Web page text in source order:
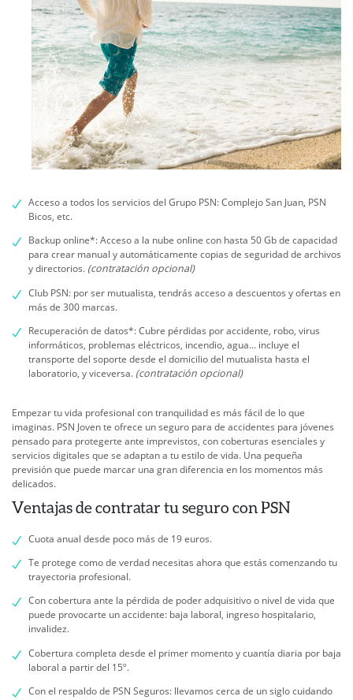
Acceso a todos los servicios del Grupo PSN: Complejo San Juan, PSN
Bicos, etc.
Backup online*: Acceso a la nube online con hasta 50 Gb de capacidad
para crear manual y automáticamente copias de seguridad de archivos
y directorios. (contratación opcional)
Club PSN: por ser mutualista, tendrás acceso a descuentos y ofertas en
más de 300 marcas.
Recuperación de datos*: Cubre pérdidas por accidente, robo, virus
informáticos, problemas eléctricos, incendio, agua... incluye el
transporte del soporte desde el domicilio del mutualista hasta el
laboratorio, y viceversa. (contratación opcional)
Empezar tu vida profesional con tranquilidad es más fácil de lo que
imaginas. PSN Joven te ofrece un seguro para de accidentes para jóvenes
pensado para protegerte ante imprevistos, con coberturas esenciales y
servicios digitales que se adaptan a tu estilo de vida. Una pequeña
previsión que puede marcar una gran diferencia en los momentos más
delicados.
Ventajas de contratar tu seguro con PSN
Cuota anual desde poco más de 19 euros.
Te protege como de verdad necesitas ahora que estás comenzando tu
trayectoria profesional.
Con cobertura ante la pérdida de poder adquisitivo o nivel de vida que
puede provocarte un accidente: baja laboral, ingreso hospitalario,
invalidez.
Cobertura completa desde el primer momento y cuantía diaria por baja
laboral a partir del 15º.
Con el respaldo de PSN Seguros: llevamos cerca de un siglo cuidando